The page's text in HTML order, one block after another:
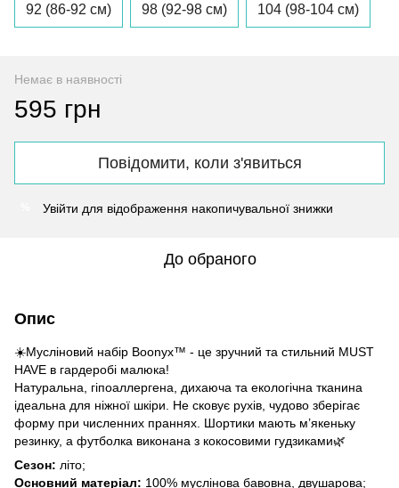
92 (86-92 см) 98 (92-98 см) 104 (98-104 см)
Немає в наявності
595 грн
Повідомити, коли з'явиться
Увійти для відображення накопичувальної знижки
До обраного
Опис
☀️Мусліновий набір Boonyx™ - це зручний та стильний MUST
HAVE в гардеробі малюка!
Натуральна, гіпоаллергена, дихаюча та екологічна тканина
ідеальна для ніжної шкіри. Не сковує рухів, чудово зберігає
форму при численних праннях. Шортики мають м’якеньку
резинку, а футболка виконана з кокосовими гудзиками🌿
Сезон: літо;
Основний матеріал: 100% муслінова бавовна, двушарова;